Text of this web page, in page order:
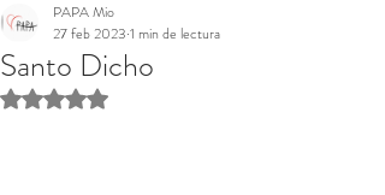
Santo Dicho
PAPA Mio
27 feb 2023 1 min de lectura
Obtuvo NaN de 5 estrellas.